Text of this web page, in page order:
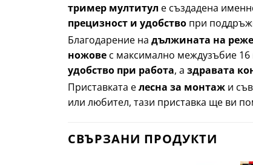
тример мултитул е създадена
прецизност и удобство при
Благодарение на дължината на
ножове с максимално междузъбие 16
удобство при работа, а здравата
Приставката елесна за монтаж и
или любител, тази приставка ще ви
СВЪРЗАНИ ПРОДУКТИ